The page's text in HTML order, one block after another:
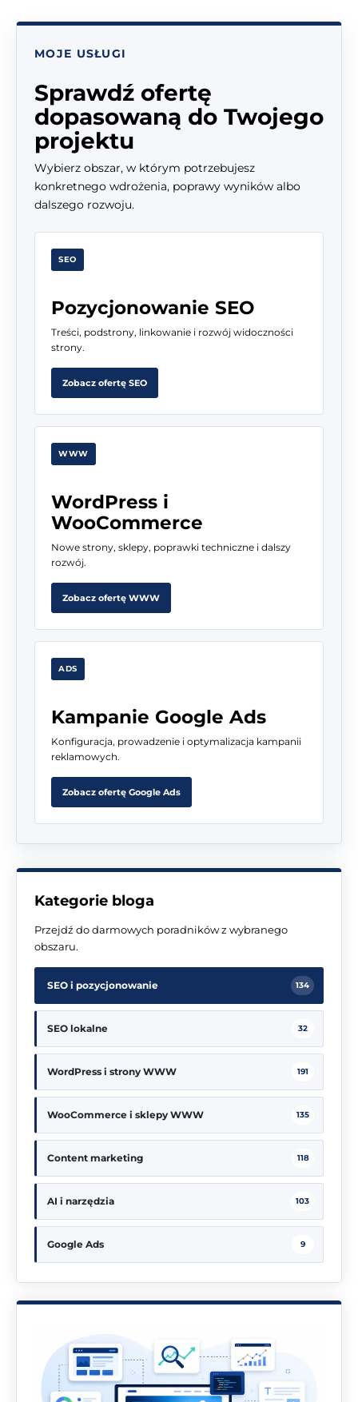
MOJE USŁUGI
Sprawdź ofertę
dopasowaną do Twojego
projektu
Wybierz obszar, w którym potrzebujesz
konkretnego wdrożenia, poprawy wyników albo
dalszego rozwoju.
SEO
Pozycjonowanie SEO
Treści, podstrony, linkowanie i rozwój widoczności
strony.
Zobacz ofertę SEO
WWW
WordPress i
WooCommerce
Nowe strony, sklepy, poprawki techniczne i dalszy
rozwój.
Zobacz ofertę WWW
ADS
Kampanie Google Ads
Konfiguracja, prowadzenie i optymalizacja kampanii
reklamowych.
Zobacz ofertę Google Ads
Kategorie bloga
Przejdź do darmowych poradników z wybranego
obszaru.
SEO i pozycjonowanie 134
SEO lokalne 32
WordPress i strony WWW 191
WooCommerce i sklepy WWW 135
Content marketing 118
AI i narzędzia 103
Google Ads 9